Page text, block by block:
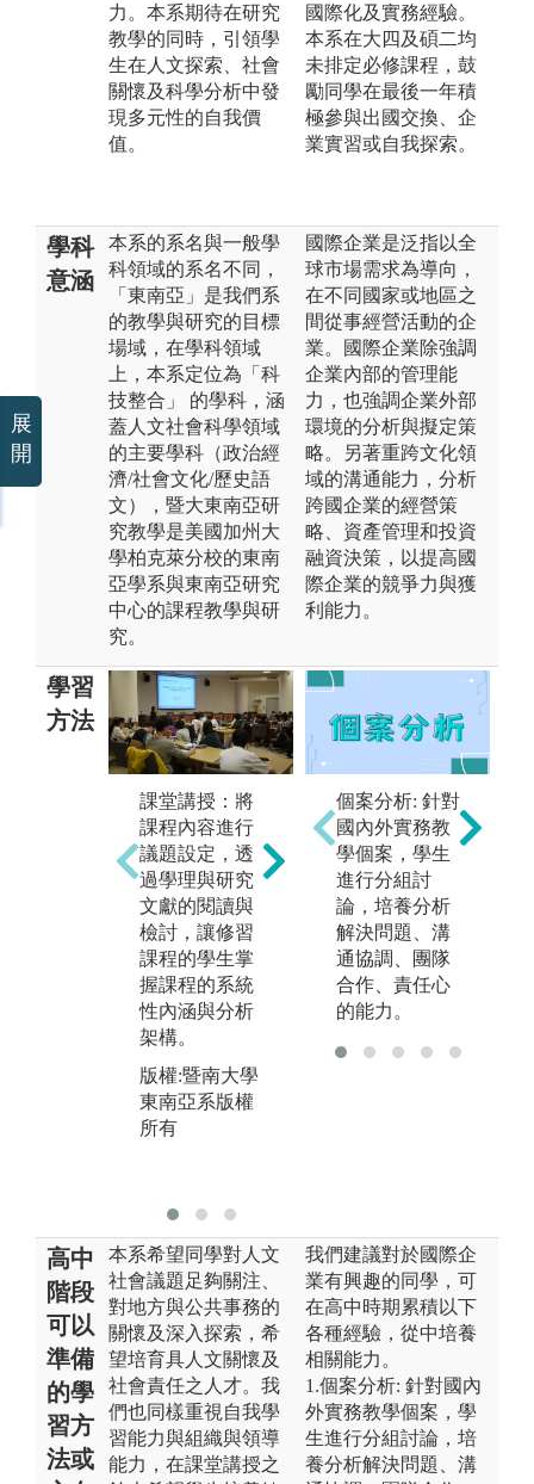
力。本系期待在研究
教學的同時，引領學
生在人文探索、社會
關懷及科學分析中發
現多元性的自我價
值。
國際化及實務經驗。
本系在大四及碩二均
未排定必修課程，鼓
勵同學在最後一年積
極參與出國交換、企
業實習或自我探索。
學科
意涵
本系的系名與一般學
科領域的系名不同，
「東南亞」是我們系
的教學與研究的目標
場域，在學科領域
上，本系定位為「科
技整合」 的學科，涵
蓋人文社會科學領域
的主要學科（政治經
濟/社會文化/歷史語
文），暨大東南亞研
究教學是美國加州大
學柏克萊分校的東南
亞學系與東南亞研究
中心的課程教學與研
究。
國際企業是泛指以全
球市場需求為導向，
在不同國家或地區之
間從事經營活動的企
業。國際企業除強調
企業內部的管理能
力，也強調企業外部
環境的分析與擬定策
略。另著重跨文化領
域的溝通能力，分析
跨國企業的經營策
略、資產管理和投資
融資決策，以提高國
際企業的競爭力與獲
利能力。
學習
方法
課堂講授：將
課程內容進行
議題設定，透
過學理與研究
文獻的閱讀與
檢討，讓修習
課程的學生掌
握課程的系統
性內涵與分析
架構。
版權:暨南大學
東南亞系版權
所有
個案分析：針
對東南亞國家
別與議題設計
研究個案，進
行個案的分
析，有助於修
習課程的學生
進行學用檢
議題的綜合能
個案分析: 針對
國內外實務教
學個案，學生
進行分組討
論，培養分析
解決問題、溝
通協調、團隊
合作、責任心
的能力。
高中
階段
可以
準備
的學
習方
法或
本系希望同學對人文
社會議題足夠關注、
對地方與公共事務的
關懷及深入探索，希
望培育具人文關懷及
社會責任之人才。我
們也同樣重視自我學
習能力與組織與領導
能力，在課堂講授之
我們建議對於國際企
業有興趣的同學，可
在高中時期累積以下
各種經驗，從中培養
相關能力。
1.個案分析: 針對國內
外實務教學個案，學
生進行分組討論，培
養分析解決問題、溝
展
開